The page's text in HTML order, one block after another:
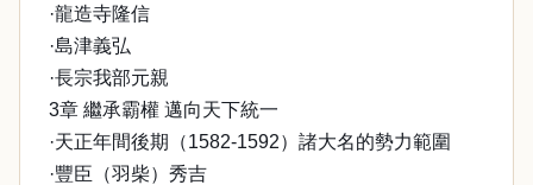
·龍造寺隆信
·島津義弘
·長宗我部元親
3章 繼承霸權 邁向天下統一
·天正年間後期（1582-1592）諸大名的勢力範圍
·豐臣（羽柴）秀吉